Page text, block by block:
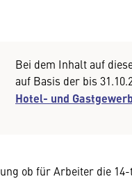
Bei dem Inhalt auf
auf Basis der bis
Hotel- und
ob für Arbeiter die